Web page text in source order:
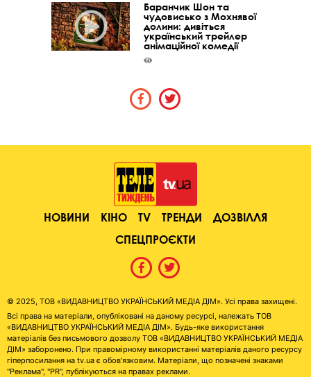
Баранчик Шон та
чудовисько з Мохнявої
долини: дивіться
український трейлер
анімаційної комедії
НОВИНИ КІНО TV ТРЕНДИ
ДОЗВІЛЛЯ
СПЕЦПРОЄКТИ
© 2025, ТОВ «ВИДАВНИЦТВО УКРАЇНСЬКИЙ МЕДІА ДІМ». Усі права захищені.
Всі права на матеріали, опубліковані на даному ресурсі, належать ТОВ
«ВИДАВНИЦТВО УКРАЇНСЬКИЙ МЕДІА ДІМ». Будь-яке використання
матеріалів без письмового дозволу ТОВ «ВИДАВНИЦТВО УКРАЇНСЬКИЙ МЕДІА
ДІМ» заборонено. При правомірному використанні матеріалів даного ресурсу
гіперпосилання на tv.ua є обов'язковим. Матеріали, що позначені знаками
"Реклама", "PR", публікуються на правах реклами.